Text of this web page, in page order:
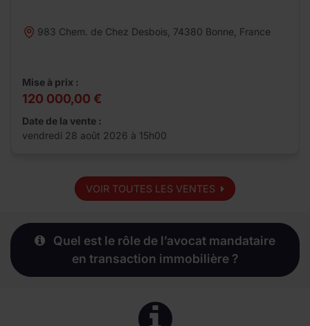
983 Chem. de Chez Desbois, 74380 Bonne, France
Mise à prix :
120 000,00 €
Date de la vente :
vendredi 28 août 2026 à 15h00
VOIR TOUTES LES VENTES
en transaction immobilière ?